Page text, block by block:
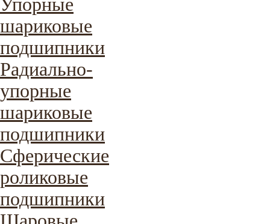
Упорные
шариковые
подшипники
Радиально-
упорные
шариковые
подшипники
Сферические
роликовые
подшипники